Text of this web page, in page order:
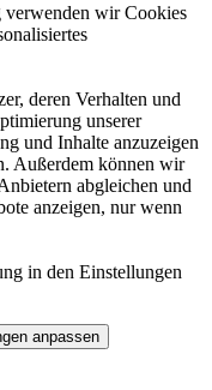
wir Cookies
deren Verhalten und
unserer
und Inhalte anzuzeigen
Außerdem können wir
abgleichen und
anzeigen, nur wenn
in den Einstellungen
anpassen